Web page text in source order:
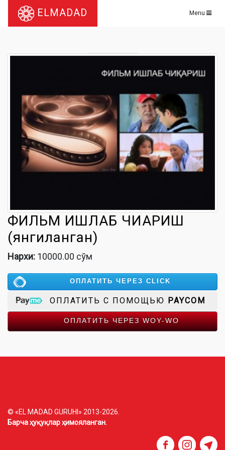
ELMADAD Menu
ФИЛЬМ ИШЛАБ ЧИҚАРИШ
(янгиланган)
Нархи: 10000.00 сўм
ОПЛАТИТЬ ЧЕРЕЗ CLICK
ОПЛАТИТЬ С ПОМОЩЬЮ PAYCOM
ОПЛАТИТЬ ЧЕРЕЗ WOY-WO
© «EL MADAD GURUHI» 2013-2026.
Барча ҳуқуқлар ҳимояланган.